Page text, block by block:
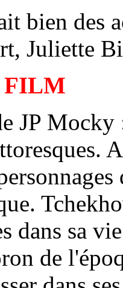
bien des
Juliette
FILM
JP
dans sa
de